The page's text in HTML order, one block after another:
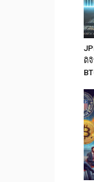
ดิ